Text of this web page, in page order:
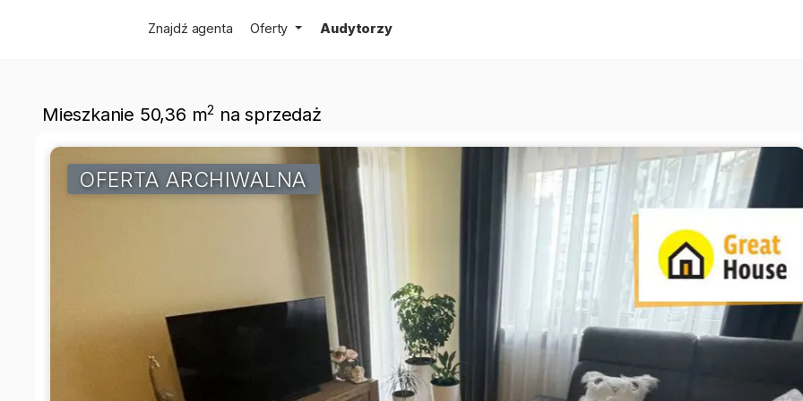
Znajdź agenta Oferty Audytorzy
Mieszkanie 50,36 m2 na sprzedaż
OFERTA ARCHIWALNA